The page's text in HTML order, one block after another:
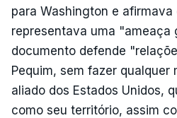
para Washington e afirmava
representava uma "ameaça
documento defende
Pequim, sem fazer qualquer
aliado dos Estados Unidos,
como seu território, assim